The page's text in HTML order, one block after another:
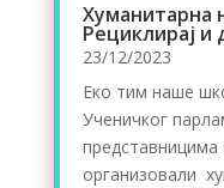
Хуманитарна
Рециклирај и
23/12/2023
Еко тим наше
Ученичког
представницима
организовали